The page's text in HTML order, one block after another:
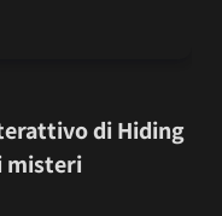
di Hiding
misteri